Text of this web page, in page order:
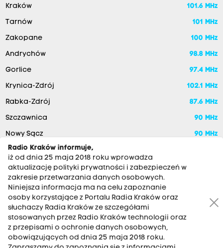
Kraków 101.6 MHz
Tarnów 101 MHz
Zakopane 100 MHz
Andrychów 98.8 MHz
Gorlice 97.4 MHz
Krynica-Zdrój 102.1 MHz
Rabka-Zdrój 87.6 MHz
Szczawnica 90 MHz
Nowy Sącz 90 MHz
RADIO KRAKÓW SA. Aleja Juliusza Słowackiego 22, 30-007
Kraków
Radio Kraków informuje,
iż od dnia 25 maja 2018 roku wprowadza
aktualizację polityki prywatności i zabezpieczeń w
zakresie przetwarzania danych osobowych.
Niniejsza informacja ma na celu zapoznanie
osoby korzystające z Portalu Radia Kraków oraz
słuchaczy Radia Kraków ze szczegółami
stosowanych przez Radio Kraków technologii oraz
z przepisami o ochronie danych osobowych,
obowiązujących od dnia 25 maja 2018 roku.